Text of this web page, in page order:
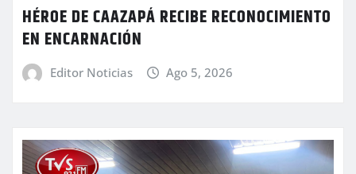
HÉROE DE CAAZAPÁ RECIBE RECONOCIMIENTO
EN ENCARNACIÓN
Editor Noticias Ago 5, 2026